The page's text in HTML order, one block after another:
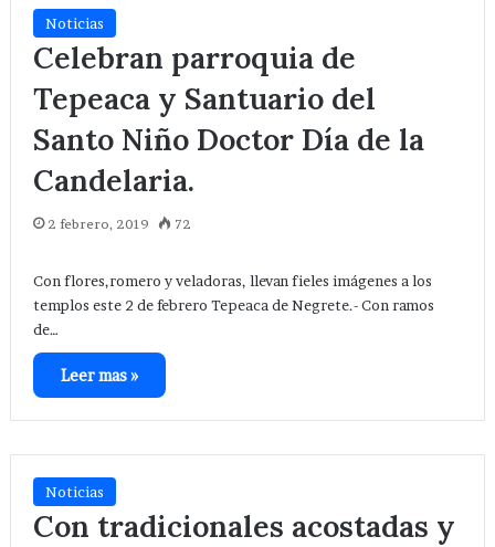
Noticias
Celebran parroquia de
Tepeaca y Santuario del
Santo Niño Doctor Día de la
Candelaria.
2 febrero, 2019 72
Con flores,romero y veladoras, llevan fieles imágenes a los
templos este 2 de febrero Tepeaca de Negrete.- Con ramos
de…
Leer mas »
Noticias
Con tradicionales acostadas y